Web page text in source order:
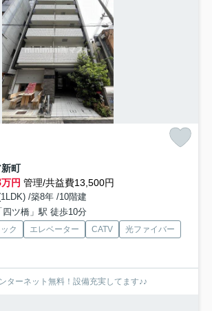
町
万円 管理/共益費13,500円
/築8年 /10階建
ツ橋」駅 徒歩10分
ク エレベーター CATV
光ファイバー
ターネット無料！設備充実してます♪♪